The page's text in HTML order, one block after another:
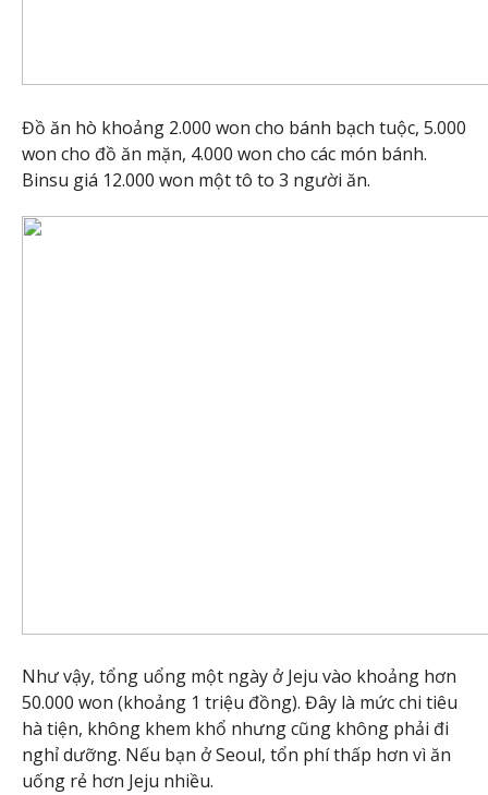
Đồ ăn hò khoảng 2.000 won cho bánh bạch tuộc, 5.000
won cho đồ ăn mặn, 4.000 won cho các món bánh.
Binsu giá 12.000 won một tô to 3 người ăn.
Như vậy, tổng uổng một ngày ở Jeju vào khoảng hơn
50.000 won (khoảng 1 triệu đồng). Đây là mức chi tiêu
hà tiện, không khem khổ nhưng cũng không phải đi
nghỉ dưỡng. Nếu bạn ở Seoul, tổn phí thấp hơn vì ăn
uống rẻ hơn Jeju nhiều.